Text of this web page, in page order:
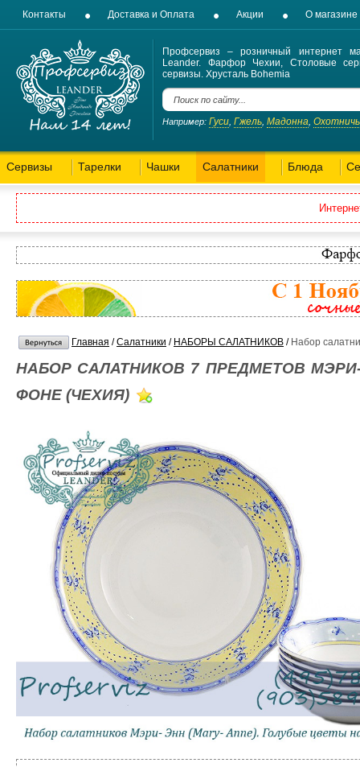
Контакты Доставка и Оплата Акции О магазине
Профсервиз – розничный интернет
Leander. Фарфор Чехии, Столовые
сервизы. Хрусталь Bohemia
Например: Гуси Гжель Мадонна
Сервизы Тарелки Чашки Салатники Блюда
Главная /Салатники / НАБОРЫ САЛАТНИКОВ / Набор
НАБОР САЛАТНИКОВ 7 ПРЕДМЕТОВ
ФОНЕ (ЧЕХИЯ)